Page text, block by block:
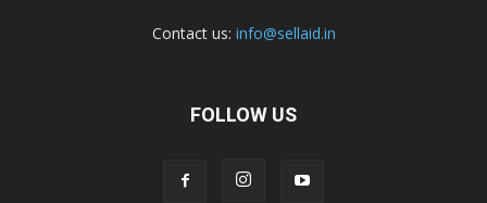
Contact us: info@sellaid.in
FOLLOW US